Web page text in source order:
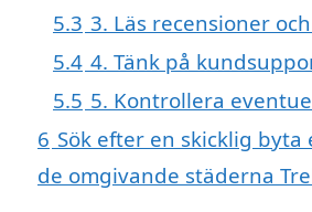
5.3 3. Läs recensioner
5.4 4. Tänk på
5.5 5. Kontrollera
6 Sök efter en skicklig
de omgivande städerna